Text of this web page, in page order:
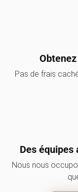
Pas de frais
Des
Nous nous